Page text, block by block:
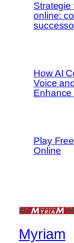
Strategie
online:
successo
How AI
Voice
Enhance
Play
Online
Myriam